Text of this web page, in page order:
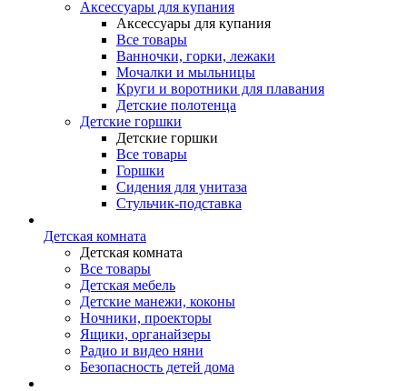
Аксессуары для купания
Аксессуары для купания
Все товары
Ванночки, горки, лежаки
Мочалки и мыльницы
Круги и воротники для плавания
Детские полотенца
Детские горшки
Детские горшки
Все товары
Горшки
Сидения для унитаза
Стульчик-подставка
Детская комната
Детская комната
Все товары
Детская мебель
Детские манежи, коконы
Ночники, проекторы
Ящики, органайзеры
Радио и видео няни
Безопасность детей дома